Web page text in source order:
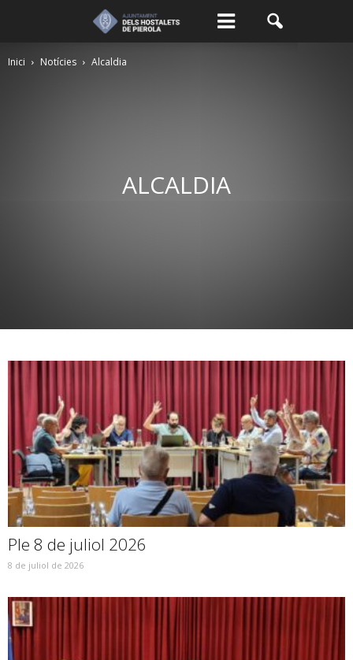
Inici Notícies Alcaldia
ALCALDIA
Ple 8 de juliol 2026
8 de juliol de 2026